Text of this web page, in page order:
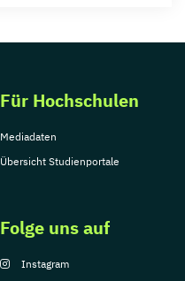
Für Hochschulen
Mediadaten
Übersicht Studienportale
Folge uns auf
Instagram